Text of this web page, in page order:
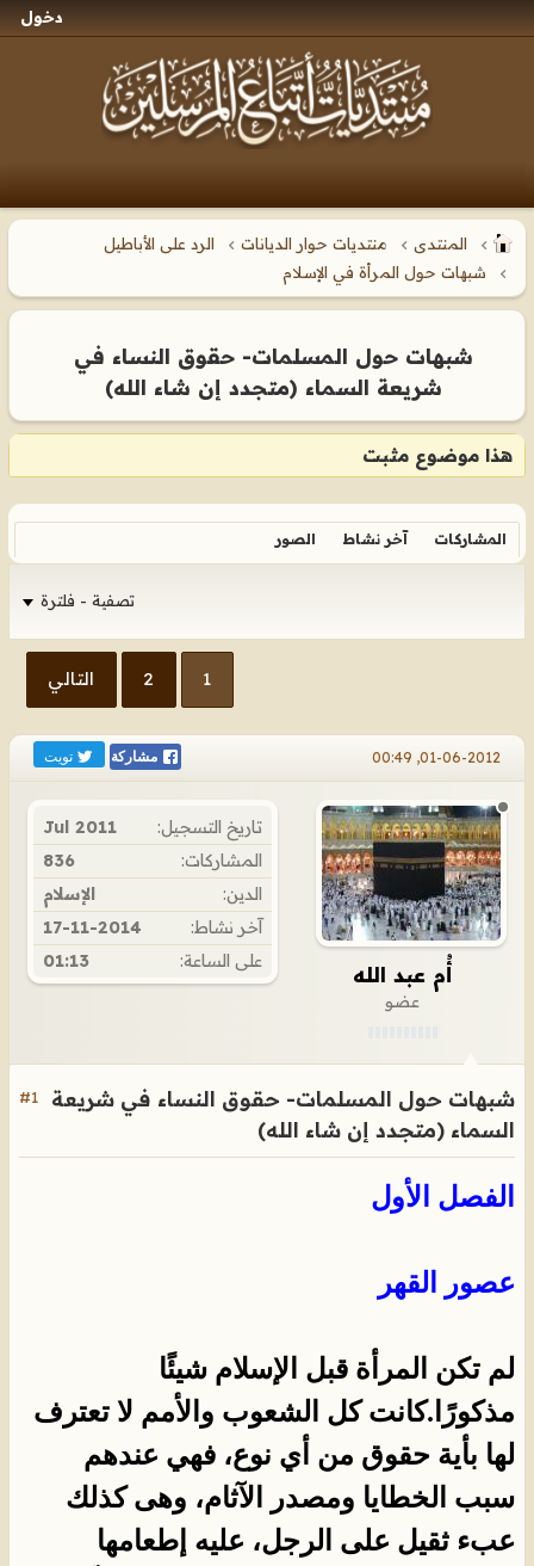
دخول
المنتدى منتديات حوار الديانات
الرد على الأباطيل
شبهات حول المرأة في الإسلام
شبهات حول المسلمات- حقوق النساء في
شريعة السماء (متجدد إن شاء الله)
هذا موضوع مثبت
المشاركات آخر نشاط الصور
تصفية - فلترة
1
2 التالي
01-06-2012, 00:49 مشاركة تويت
أُم عبد الله
عضو
تاريخ التسجيل:
Jul 2011
المشاركات:
836
الدين:
الإسلام
آخر نشاط:
17-11-2014
على الساعة:
01:13
#1
شبهات حول المسلمات- حقوق النساء في شريعة
السماء (متجدد إن شاء الله)
الفصل الأول
عصور القهر
لم تكن المرأة قبل الإسلام شيئًا
مذكورًا.كانت كل الشعوب والأمم لا تعترف
لها بأية حقوق من أي نوع، فهي عندهم
سبب الخطايا ومصدر الآثام، وهى كذلك
عبء ثقيل على الرجل، عليه إطعامها